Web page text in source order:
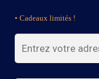
• Cadeaux limités !